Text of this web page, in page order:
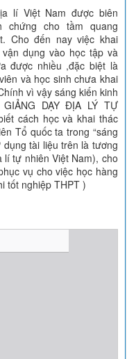
lí Việt Nam được biên
chứng cho tầm quang
Cho đến nay việc khai
dụng vào học tập và
được nhiều ,đặc biệt là
và học sinh chưa khai
vì vậy sáng kiến kinh
DẠY ĐỊA LÝ TỰ
cách học và khai thác
Tổ quốc ta trong “sáng
tài liệu trên là tương
tự nhiên Việt Nam), cho
vụ cho việc học hàng
tốt nghiệp THPT )